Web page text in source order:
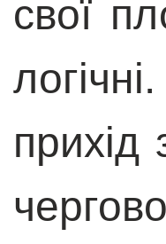
свої
прихід